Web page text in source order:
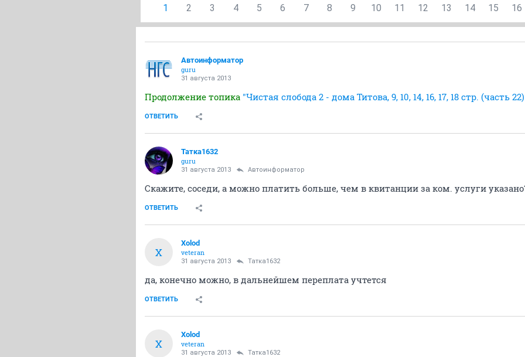
1 2 3 4 5 6 7 8 9 10 11 12 13 14 15 16
Автоинформатор
guru
31 августа 2013
Продолжение топика "Чистая слобода 2 - дома Титова, 9, 10, 14, 16, 17, 18 стр. (часть
ОТВЕТИТЬ
Татка1632
guru
31 августа 2013 Автоинформатор
Скажите, соседи, а можно платить больше, чем в квитанции за ком. услуги
ОТВЕТИТЬ
X
Xolod
veteran
31 августа 2013 Татка1632
да, конечно можно, в дальнейшем переплата учтется
ОТВЕТИТЬ
X
Xolod
veteran
31 августа 2013 Татка1632